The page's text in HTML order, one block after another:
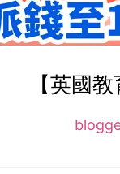
【英國